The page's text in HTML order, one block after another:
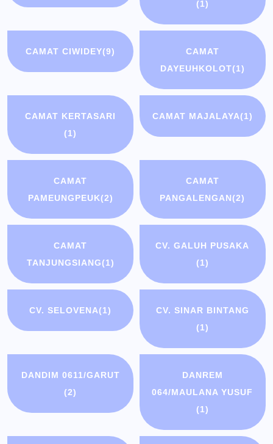
(1)
CAMAT CIWIDEY(9)
CAMAT
DAYEUHKOLOT(1)
CAMAT KERTASARI
(1)
CAMAT MAJALAYA(1)
CAMAT
PAMEUNGPEUK(2)
CAMAT
PANGALENGAN(2)
CAMAT
TANJUNGSIANG(1)
CV. GALUH PUSAKA
(1)
CV. SELOVENA(1)
CV. SINAR BINTANG
(1)
DANDIM 0611/GARUT
(2)
DANREM
064/MAULANA YUSUF
(1)